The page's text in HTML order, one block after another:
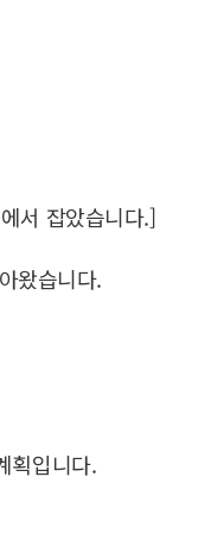
서 잡았습니다.]
왔습니다.
획입니다.